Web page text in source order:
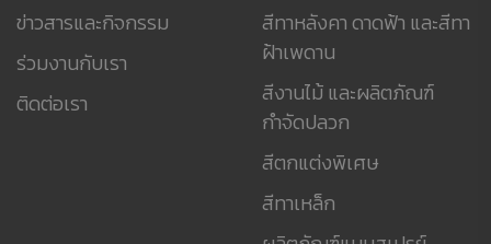
ข่าวสารและกิจกรรม
ร่วมงานกับเรา
ติดต่อเรา
สีทาหลังคา ดาดฟ้า และสีทา
ฝ้าเพดาน
สีงานไม้ และผลิตภัณฑ์
กำจัดปลวก
สีตกแต่งพิเศษ
สีทาเหล็ก